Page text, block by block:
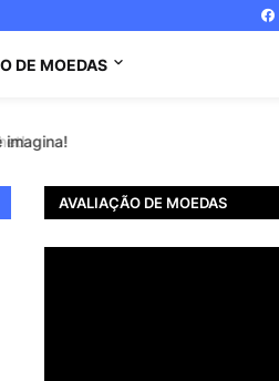
DE MOEDAS
imagina!
AVALIAÇÃO DE MOEDAS